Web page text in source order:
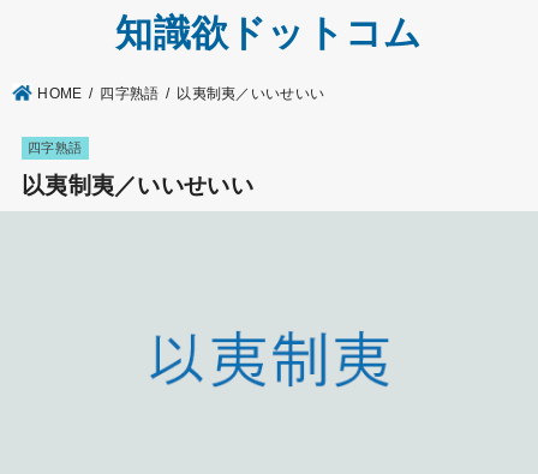
知識欲ドットコム
HOME 四字熟語 以夷制夷／いいせいい
四字熟語
以夷制夷／いいせいい